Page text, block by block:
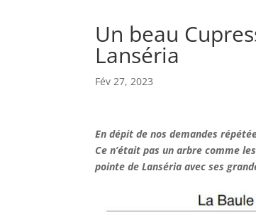
Un beau
Lanséria
Fév 27, 2023
En dépit de nos demandes
Ce n’était pas un arbre comme
pointe de Lanséria avec ses